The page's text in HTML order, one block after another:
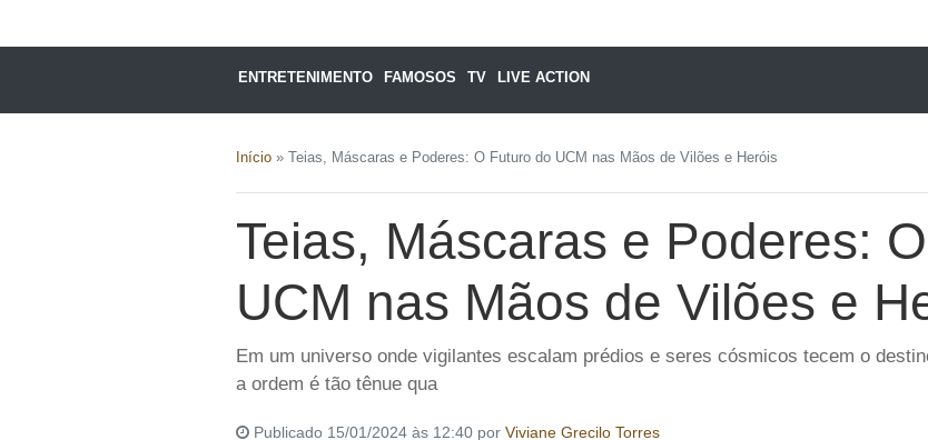
ENTRETENIMENTO FAMOSOS TV LIVE ACTION
Início » Teias, Máscaras e Poderes: O Futuro do UCM nas Mãos de Vilões e Heróis
Teias, Máscaras e Poderes:
UCM nas Mãos de Vilões e
Em um universo onde vigilantes escalam prédios e seres cósmicos tecem o
a ordem é tão tênue qua
Publicado 15/01/2024 às 12:40 por Viviane Grecilo Torres